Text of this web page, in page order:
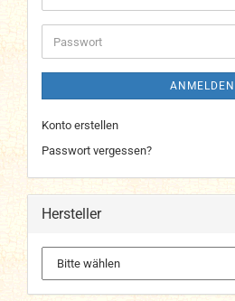
Mail-
Adresse
Passwort
ANMELDEN
Konto erstellen
Passwort vergessen?
Hersteller